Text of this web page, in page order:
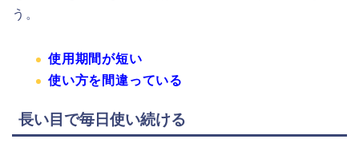
う。
使用期間が短い
使い方を間違っている
長い目で毎日使い続ける